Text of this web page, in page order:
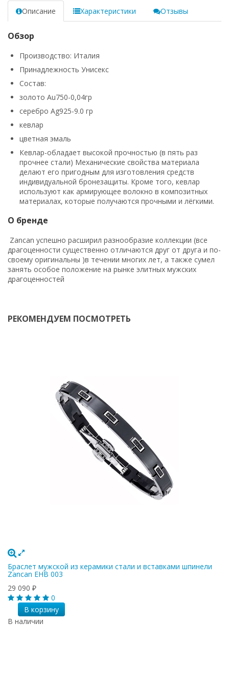
Описание Характеристики Отзывы
Обзор
Производство: Италия
Принадлежность Унисекс
Состав:
золото Au750-0,04гр
серебро Ag925-9.0 гр
кевлар
цветная эмаль
Кевлар-обладает высокой прочностью (в пять раз
прочнее стали) Механические свойства материала
делают его пригодным для изготовления средств
индивидуальной бронезащиты. Кроме того, кевлар
используют как армирующее волокно в композитных
материалах, которые получаются прочными и лёгкими.
О бренде
Zancan успешно расширил разнообразие коллекции (все
драгоценности существенно отличаются друг от друга и по-
своему оригинальны )в течении многих лет, а также сумел
занять особое положение на рынке элитных мужских
драгоценностей
РЕКОМЕНДУЕМ ПОСМОТРЕТЬ
Браслет мужской из керамики стали и вставками шпинели
Zancan EHB 003
29 090 ₽
0
В корзину
В наличии